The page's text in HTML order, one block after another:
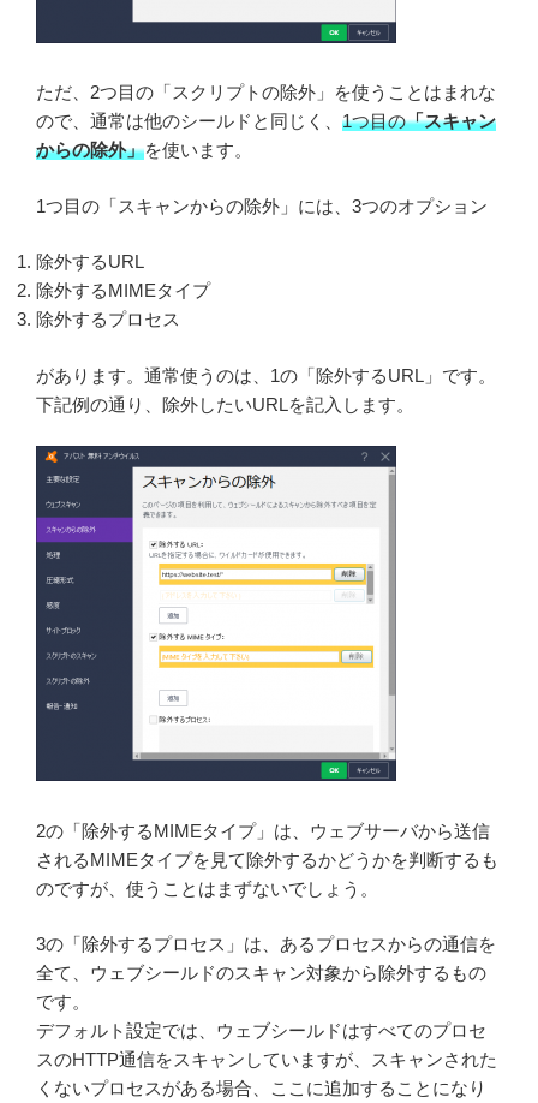
ただ、2つ目の「スクリプトの除外」を使うことはまれな
ので、通常は他のシールドと同じく、 1つ目の「スキャン
からの除外」を使います。
1つ目の「スキャンからの除外」には、3つのオプション
除外するURL
除外するMIMEタイプ
除外するプロセス
があります。通常使うのは、1の「除外するURL」です。
下記例の通り、除外したいURLを記入します。
2の「除外するMIMEタイプ」は、ウェブサーバから送信
されるMIMEタイプを見て除外するかどうかを判断するも
のですが、使うことはまずないでしょう。
3の「除外するプロセス」は、あるプロセスからの通信を
全て、ウェブシールドのスキャン対象から除外するもの
です。
デフォルト設定では、ウェブシールドはすべてのプロセ
スのHTTP通信をスキャンしていますが、スキャンされた
くないプロセスがある場合、ここに追加することになり